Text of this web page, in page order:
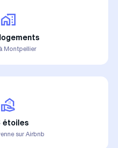
Montpellier
étoiles
sur Airbnb